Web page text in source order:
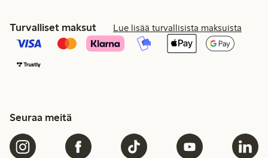
Turvalliset maksut Lue lisää turvallisista maksuista
Seuraa meitä